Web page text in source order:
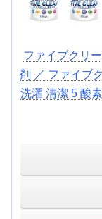
ファイブクリ
剤 ／ ファイブ
洗濯 清潔 5 酸